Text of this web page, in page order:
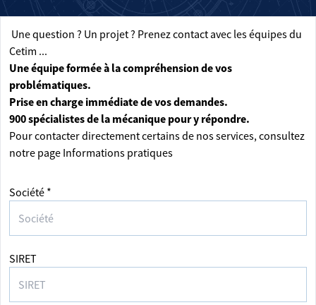
Une question ? Un projet ? Prenez contact avec les équipes du
Cetim ...
Une équipe formée à la compréhension de vos
problématiques.
Prise en charge immédiate de vos demandes.
900 spécialistes de la mécanique pour y répondre.
Pour contacter directement certains de nos services, consultez
notre page Informations pratiques
Société *
SIRET